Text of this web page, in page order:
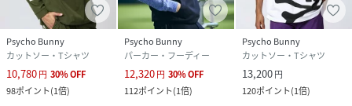
Psycho Bunny
カットソー・Tシャツ
10,780円 30%OFF
98ポイント(1倍)
Psycho Bunny
パーカー・フーディー
12,320円 30%OFF
112ポイント(1倍)
Psycho Bunny
カットソー・Tシャツ
13,200円
120ポイント(1倍)